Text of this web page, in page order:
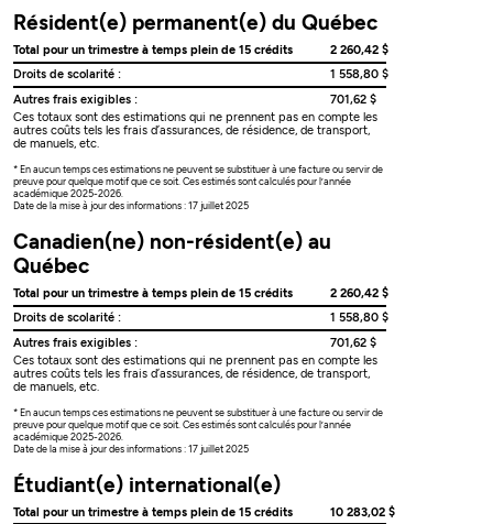
Résident(e) permanent(e) du Québec
Total pour un trimestre à temps plein de 15 crédits
2 260,42 $
Droits de scolarité :
1 558,80 $
Autres frais exigibles :
701,62 $
Ces totaux sont des estimations qui ne prennent pas en compte les
autres coûts tels les frais d’assurances, de résidence, de transport,
de manuels, etc.
* En aucun temps ces estimations ne peuvent se substituer à une facture ou servir de
preuve pour quelque motif que ce soit. Ces estimés sont calculés pour l’année
académique 2025-2026.
Date de la mise à jour des informations : 17 juillet 2025
Canadien(ne) non-résident(e) au
Québec
Total pour un trimestre à temps plein de 15 crédits
2 260,42 $
Droits de scolarité :
1 558,80 $
Autres frais exigibles :
701,62 $
Ces totaux sont des estimations qui ne prennent pas en compte les
autres coûts tels les frais d’assurances, de résidence, de transport,
de manuels, etc.
* En aucun temps ces estimations ne peuvent se substituer à une facture ou servir de
preuve pour quelque motif que ce soit. Ces estimés sont calculés pour l’année
académique 2025-2026.
Date de la mise à jour des informations : 17 juillet 2025
Étudiant(e) international(e)
Total pour un trimestre à temps plein de 15 crédits
10 283,02 $